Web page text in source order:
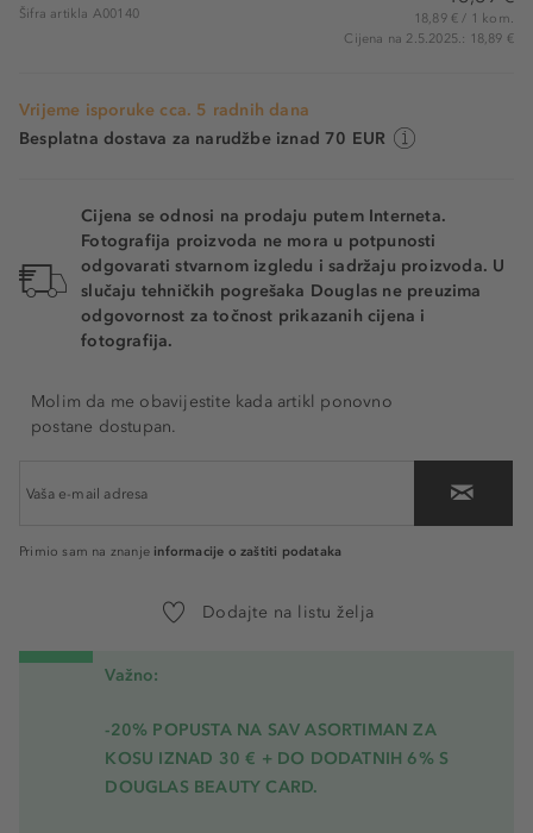
Šifra artikla A00140
18,89 € / 1 kom.
Cijena na 2.5.2025.: 18,89 €
Vrijeme isporuke cca. 5 radnih dana
Besplatna dostava za narudžbe iznad 70 EUR
Cijena se odnosi na prodaju putem Interneta.
Fotografija proizvoda ne mora u potpunosti
odgovarati stvarnom izgledu i sadržaju proizvoda. U
slučaju tehničkih pogrešaka Douglas ne preuzima
odgovornost za točnost prikazanih cijena i
fotografija.
Molim da me obavijestite kada artikl ponovno
postane dostupan.
Primio sam na znanje informacije o zaštiti podataka
Dodajte na listu želja
Važno:
-20% POPUSTA NA SAV ASORTIMAN ZA
KOSU IZNAD 30 € + DO DODATNIH 6% S
DOUGLAS BEAUTY CARD.